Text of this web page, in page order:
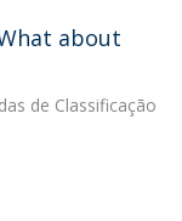
about
de Classificação